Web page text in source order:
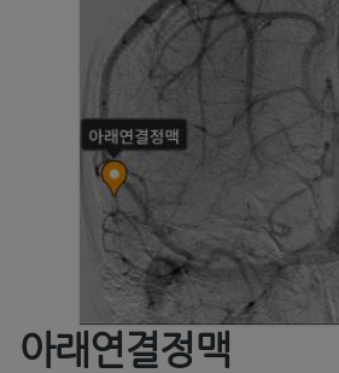
아래연결정맥